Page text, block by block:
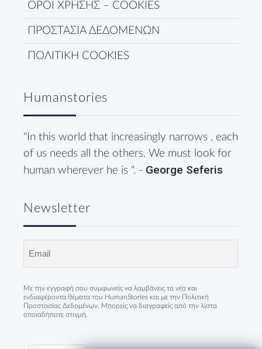
ΟΡΟΙ ΧΡΗΣΗΣ – COOKIES
ΠΡΟΣΤΑΣΙΑ ΔΕΔΟΜΕΝΩΝ
ΠΟΛΙΤΙΚΗ COOKIES
Humanstories
"In this world that increasingly narrows , each
of us needs all the others. We must look for
human wherever he is ". - George Seferis
Newsletter
Με την εγγραφή σου συμφωνείς να λαμβάνεις τα νέα και
ενδιαφέροντα θέματα του HumanStories και με την Πολιτική
Προστασίας Δεδομένων . Μπορείς να διαγραφείς από την λίστα
οποιαδήποτε στιγμή.